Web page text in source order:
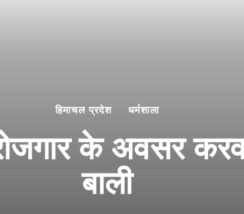
हिमाचल प्रदेश धर्मशाला
के अवसर
बाली